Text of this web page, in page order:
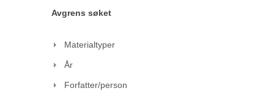
Avgrens søket
Materialtyper
År
Forfatter/person